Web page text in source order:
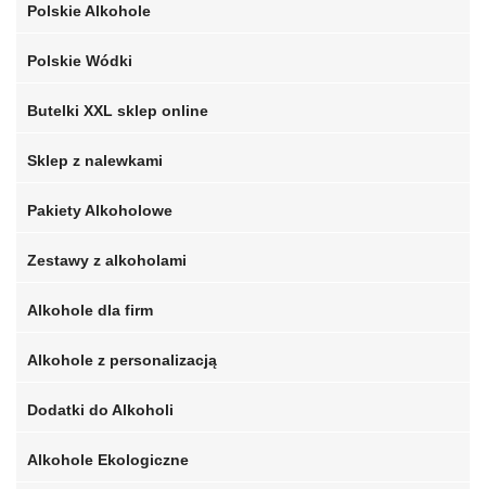
Polskie Alkohole
Polskie Wódki
Butelki XXL sklep online
Sklep z nalewkami
Pakiety Alkoholowe
Zestawy z alkoholami
Alkohole dla firm
Alkohole z personalizacją
Dodatki do Alkoholi
Alkohole Ekologiczne